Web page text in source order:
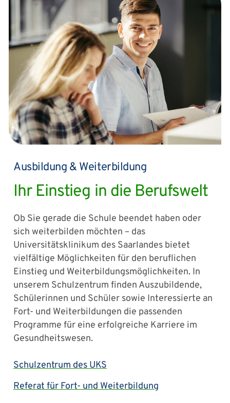
Ausbildung & Weiterbildung
Ihr Einstieg in die Berufswelt
Ob Sie gerade die Schule beendet haben oder
sich weiterbilden möchten – das
Universitätsklinikum des Saarlandes bietet
vielfältige Möglichkeiten für den beruflichen
Einstieg und Weiterbildungsmöglichkeiten. In
unserem Schulzentrum finden Auszubildende,
Schülerinnen und Schüler sowie Interessierte an
Fort- und Weiterbildungen die passenden
Programme für eine erfolgreiche Karriere im
Gesundheitswesen.
Schulzentrum des UKS
Referat für Fort- und Weiterbildung